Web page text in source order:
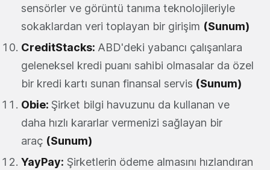
sensörler ve görüntü tanıma teknolojileriyle
sokaklardan veri toplayan bir girişim (Sunum)
CreditStacks: ABD'deki yabancı çalışanlara
geleneksel kredi puanı sahibi olmasalar da özel
bir kredi kartı sunan finansal servis (Sunum)
Obie: Şirket bilgi havuzunu da kullanan ve
daha hızlı kararlar vermenizi sağlayan bir
araç (Sunum)
YayPay: Şirketlerin ödeme almasını hızlandıran